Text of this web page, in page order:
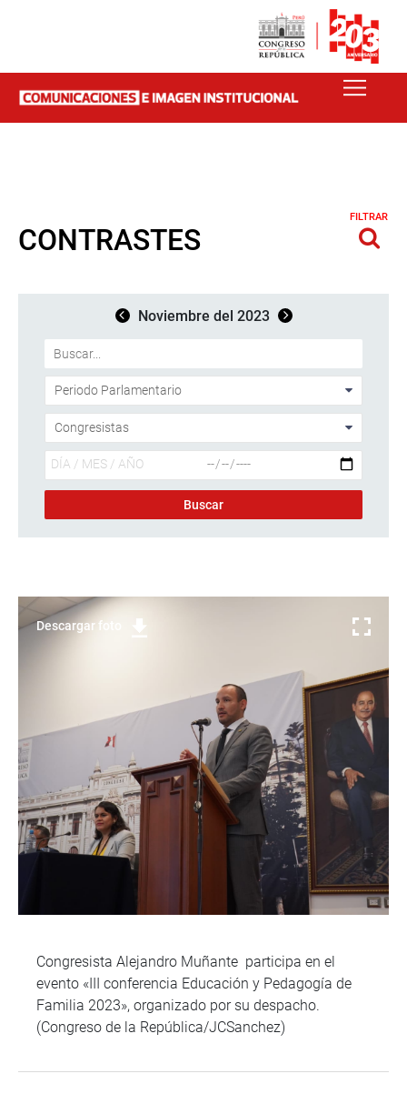
CONTRASTES
FILTRAR
Noviembre del 2023
Descargar foto
Congresista Alejandro Muñante participa en el
evento «III conferencia Educación y Pedagogía de
Familia 2023», organizado por su despacho.
(Congreso de la República/JCSanchez)